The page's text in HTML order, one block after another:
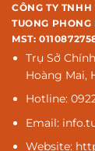
CÔNG TY
TUONG PHONG
MST:
Trụ Sở
Hoàng Mai,
Hotline:
Email:
Website: